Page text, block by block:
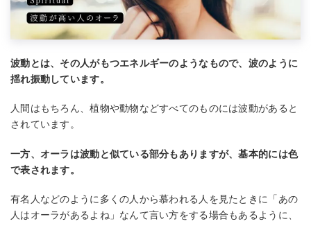
波動とは、その人がもつエネルギーのようなもので、波のように
揺れ振動しています。
人間はもちろん、植物や動物などすべてのものには波動があると
されています。
一方、オーラは波動と似ている部分もありますが、基本的には色
で表されます。
有名人などのように多くの人から慕われる人を見たときに「あの
人はオーラがあるよね」なんて言い方をする場合もあるように、